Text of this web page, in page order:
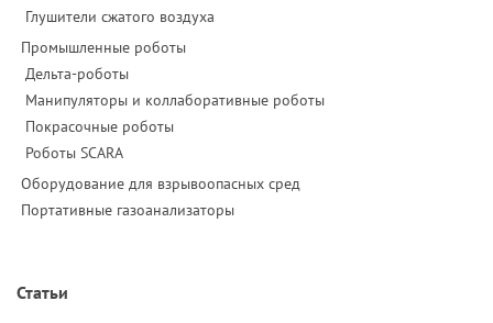
Глушители сжатого воздуха
Промышленные роботы
Дельта-роботы
Манипуляторы и коллаборативные роботы
Покрасочные роботы
Роботы SCARA
Оборудование для взрывоопасных сред
Портативные газоанализаторы
Статьи